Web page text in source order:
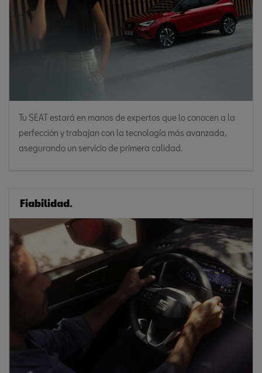
Tu SEAT estará en manos de expertos que lo conocen a la
perfección y trabajan con la tecnología más avanzada,
asegurando un servicio de primera calidad.
Fiabilidad.